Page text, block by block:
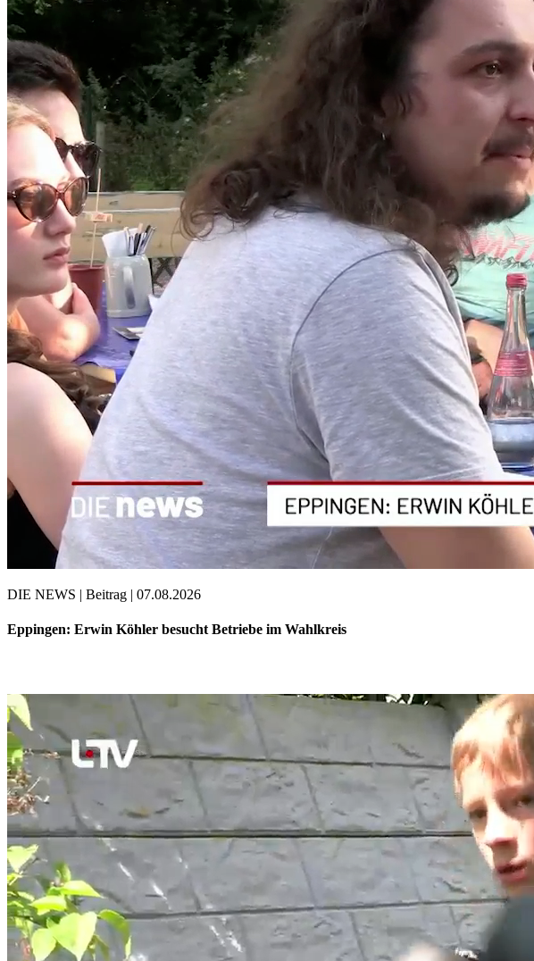
DIE NEWS | Beitrag | 07.08.2026
Eppingen: Erwin Köhler besucht Betriebe im Wahlkreis